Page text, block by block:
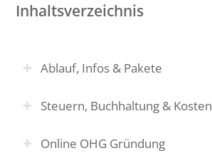
Inhaltsverzeichnis
Ablauf, Infos & Pakete
Steuern, Buchhaltung & Kosten
Online OHG Gründung